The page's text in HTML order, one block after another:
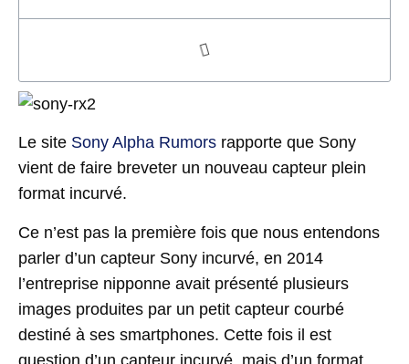
Le site Sony Alpha Rumors rapporte que Sony
vient de faire breveter un nouveau capteur plein
format incurvé.
Ce n’est pas la première fois que nous entendons
parler d’un capteur Sony incurvé, en 2014
l’entreprise nipponne avait présenté plusieurs
images produites par un petit capteur courbé
destiné à ses smartphones. Cette fois il est
question d’un capteur incurvé, mais d’un format